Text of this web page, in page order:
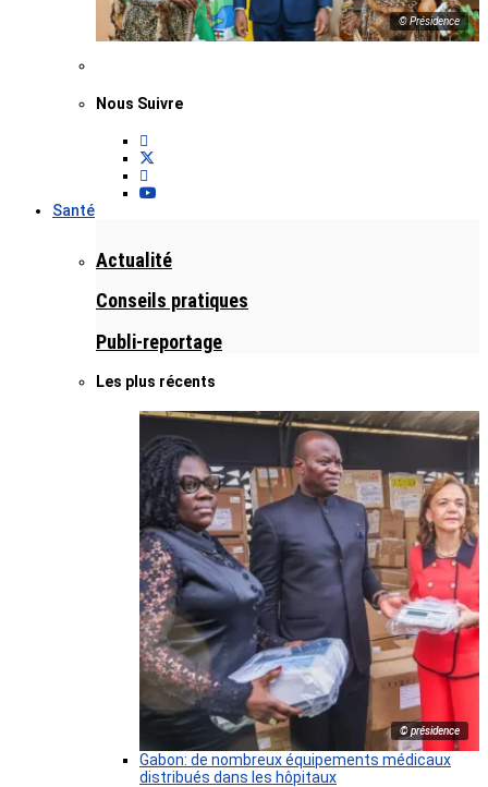
© Présidence
Nous Suivre
Santé
Actualité
Conseils pratiques
Publi-reportage
Les plus récents
© présidence
Gabon: de nombreux équipements médicaux
distribués dans les hôpitaux